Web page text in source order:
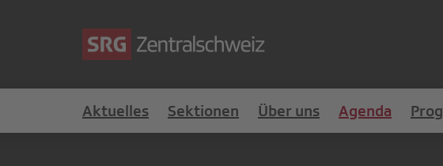
Aktuelles Sektionen Über uns Agenda